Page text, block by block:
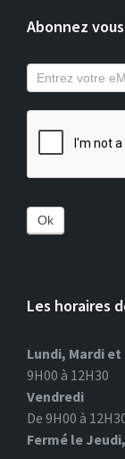
Abonnez
Ok
Les horaires
Lundi, Mardi
9H00 à 12H30
Vendredi
De 9H00 à
Fermé le